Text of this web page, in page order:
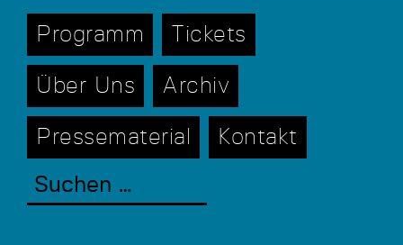
Programm Tickets
Über Uns Archiv
Pressematerial Kontakt